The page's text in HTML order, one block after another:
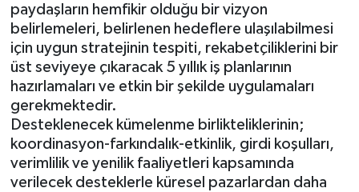
paydaşların hemfikir olduğu bir vizyon
belirlemeleri, belirlenen hedeflere ulaşılabilmesi
için uygun stratejinin tespiti, rekabetçiliklerini bir
üst seviyeye çıkaracak 5 yıllık iş planlarının
hazırlamaları ve etkin bir şekilde uygulamaları
gerekmektedir.
Desteklenecek kümelenme birlikteliklerinin;
koordinasyon-farkındalık-etkinlik, girdi koşulları,
verimlilik ve yenilik faaliyetleri kapsamında
verilecek desteklerle küresel pazarlardan daha